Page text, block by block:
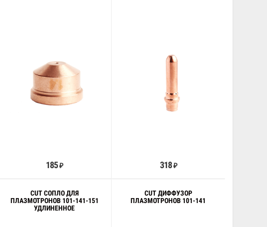
185₽ 318 ₽
CUT СОПЛО ДЛЯ
ПЛАЗМОТРОНОВ 101-141-151
УДЛИНЕННОЕ
CUT ДИФФУЗОР
ПЛАЗМОТРОНОВ 101-141